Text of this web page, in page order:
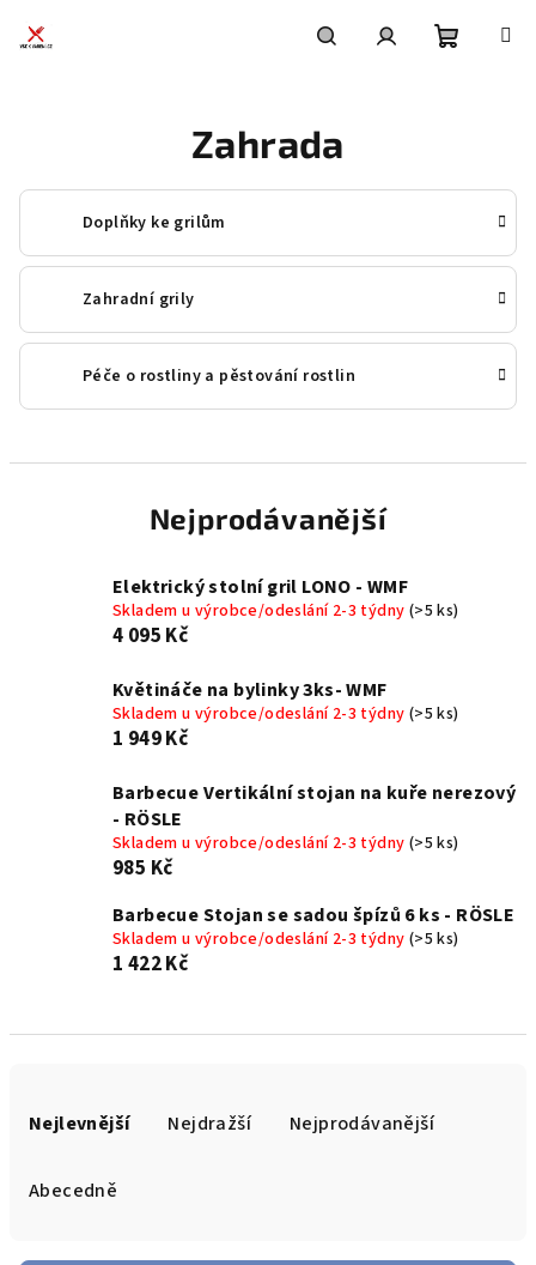
Zahrada
Doplňky ke grilům
Zahradní grily
Péče o rostliny a pěstování rostlin
Nejprodávanější
Elektrický stolní gril LONO - WMF
Skladem u výrobce/odeslání 2-3 týdny (>5 ks)
4 095 Kč
Květináče na bylinky 3ks- WMF
Skladem u výrobce/odeslání 2-3 týdny (>5 ks)
1 949 Kč
Barbecue Vertikální stojan na kuře nerezový
- RÖSLE
Skladem u výrobce/odeslání 2-3 týdny (>5 ks)
985 Kč
Barbecue Stojan se sadou špízů 6 ks - RÖSLE
Skladem u výrobce/odeslání 2-3 týdny (>5 ks)
1 422 Kč
Nejlevnější Nejdražší Nejprodávanější
Abecedně